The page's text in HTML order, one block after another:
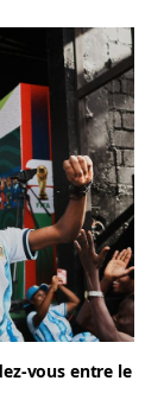
vous entre le